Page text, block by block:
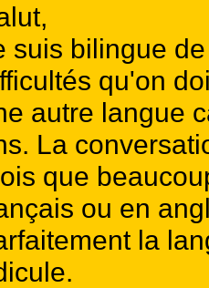
suis bilingue
qu'on
autre langue
La
que
ou en
la